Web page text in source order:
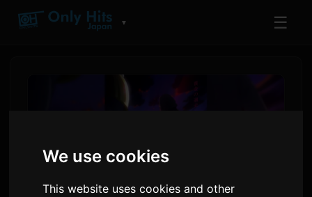
We use cookies
This website uses cookies and other
▼ ☰